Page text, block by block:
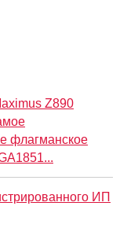
Z890
флагманское
ИП